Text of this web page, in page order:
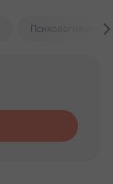
Психология и